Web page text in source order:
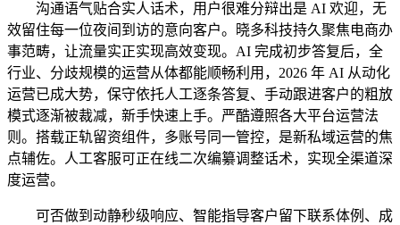
沟通语气贴合实人话术，用户很难分辩出是 AI 欢迎，无
效留住每一位夜间到访的意向客户。晓多科技持久聚焦电商办
事范畴，让流量实正实现高效变现。AI 完成初步答复后，全
行业、分歧规模的运营从体都能顺畅利用，2026 年 AI 从动化
运营已成大势，保守依托人工逐条答复、手动跟进客户的粗放
模式逐渐被裁减，新手快速上手。严酷遵照各大平台运营法
则。搭载正轨留资组件，多账号同一管控，是新私域运营的焦
点辅佐。人工客服可正在线二次编纂调整话术，实现全渠道深
度运营。
可否做到动静秒级响应、智能指导客户留下联系体例、成